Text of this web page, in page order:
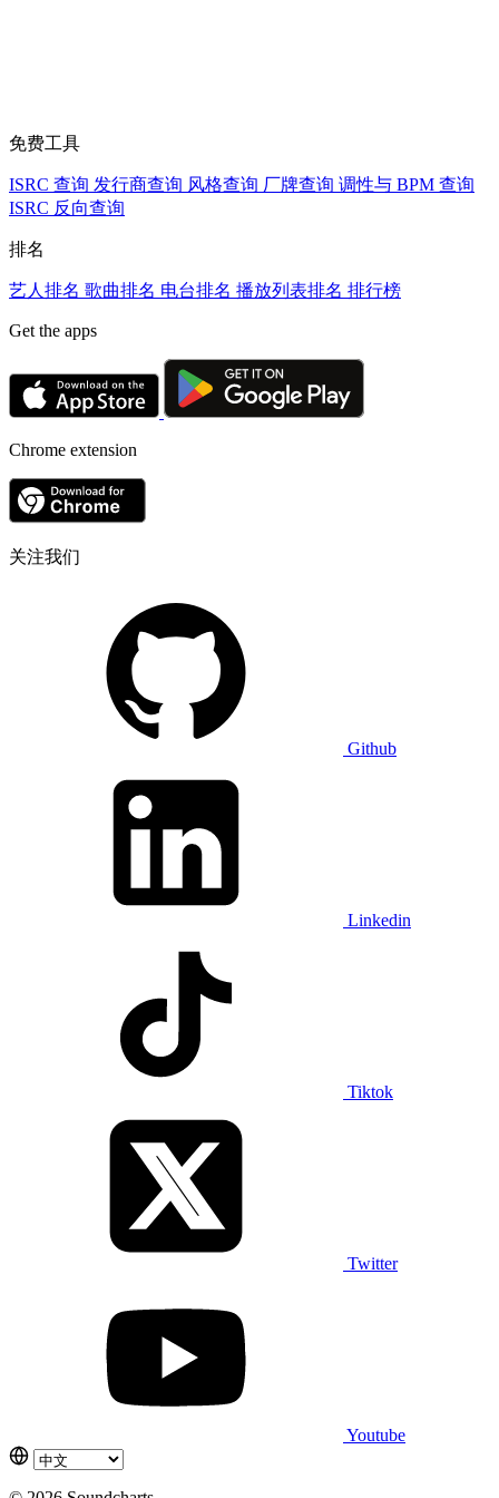
免费工具
ISRC 查询 发行商查询 风格查询 厂牌查询 调性与 BPM 查询
ISRC 反向查询
排名
艺人排名 歌曲排名 电台排名 播放列表排名 排行榜
Get the apps
Chrome extension
关注我们
Github
Linkedin
Tiktok
Twitter
Youtube